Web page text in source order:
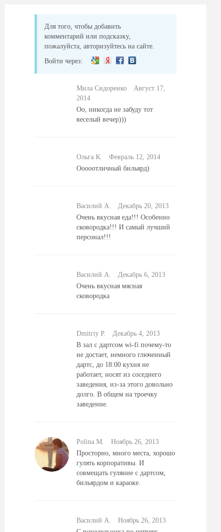
Для того, чтобы добавить
комментарий или подсказку,
пожалуйста, авторизуйтесь на сайте.
Войти через:
Мила Сидоренко
Август 17,
2014
Оо, никогда не забуду тот
веселый вечер)))
Ольга К.
Февраль 12, 2014
Ооооотличный бильярд)
Василий А.
Декабрь 20, 2013
Очень вкусная еда!!! Особенно
сковородка!!! И самый лучший
персонал!!!
Василий А.
Декабрь 6, 2013
Очень вкусная мясная
сковородка
Dmitriy P.
Декабрь 4, 2013
В зал с дартсом wi-fi почему-то
не достает, немного глюченный
дартс, до 18:00 кухня не
работает, носят из соседнего
заведения, из-за этого довольно
долго. В общем на троечку
заведение.
Polina M.
Ноябрь 26, 2013
Просторно, много места, хорошо
гулять корпоративы. И
совмещать гуляние с дартсом,
бильярдом и караоке.
Василий А.
Ноябрь 26, 2013